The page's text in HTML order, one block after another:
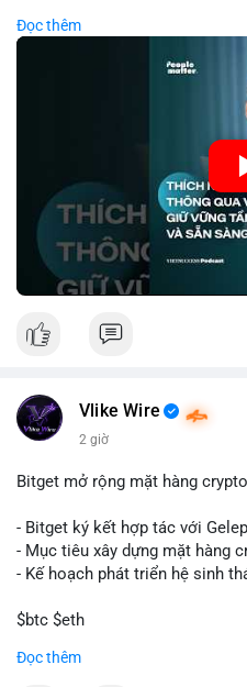
#giaodichlon
chìa khóa để đầu tư viên vượt
Thay vì phản ứng cảm xúc với
nhà đầu tư thành công thường
bản, phân배 tài sản hợp lý và
Điều này không chỉ giúp giảm
tận dụng cơ hội khi thị trường
🎥 Xem video trực tiếp tại:
Nguồn: VIETSUCCESS
Đọc thêm
Vlike Wire
2 giờ
Bitget mở rộng mặt hàng
- Bitget ký kết hợp tác với
- Mục tiêu xây dựng mặt hàng
- Kế hoạch phát triển hệ sinh
$btc $eth
#vlikevn
Đọc thêm